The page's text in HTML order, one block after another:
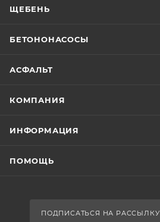
ЩЕБЕНЬ
БЕТОНОНАСОСЫ
АСФАЛЬТ
КОМПАНИЯ
ИНФОРМАЦИЯ
ПОМОЩЬ
ПОДПИСАТЬСЯ НА РАССЫЛКУ